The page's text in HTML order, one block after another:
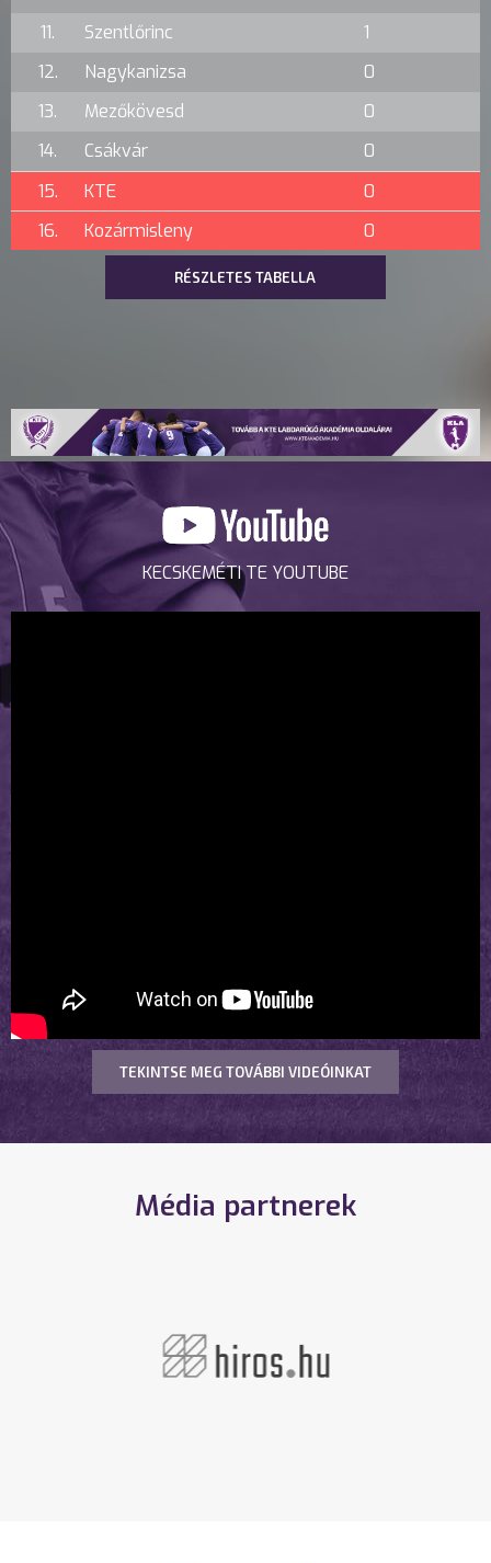
11.
Szentlőrinc
1
12.
Nagykanizsa
0
13.
Mezőkövesd
0
14.
Csákvár
0
15.
KTE
0
16.
Kozármisleny 0
RÉSZLETES TABELLA
KECSKEMÉTI TE YOUTUBE
TEKINTSE MEG TOVÁBBI VIDEÓINKAT
Média partnerek